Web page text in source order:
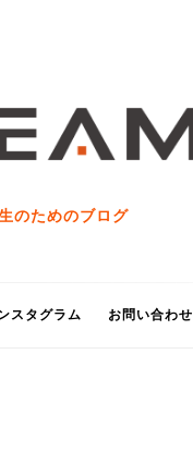
のためのブログ
スタグラム お問い合わせ